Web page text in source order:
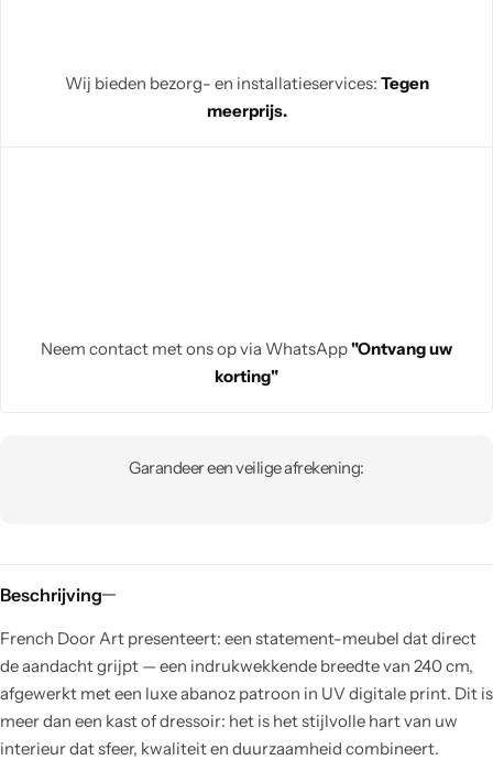
Wij bieden bezorg- en installatieservices: Tegen
meerprijs.
Neem contact met ons op via WhatsApp"Ontvang uw
korting"
Garandeer een veilige afrekening:
Beschrijving
French Door Art presenteert: een statement-meubel dat direct
de aandacht grijpt — een indrukwekkende breedte van 240 cm,
afgewerkt met een luxe abanoz patroon in UV digitale print. Dit is
meer dan een kast of dressoir: het is het stijlvolle hart van uw
interieur dat sfeer, kwaliteit en duurzaamheid combineert.